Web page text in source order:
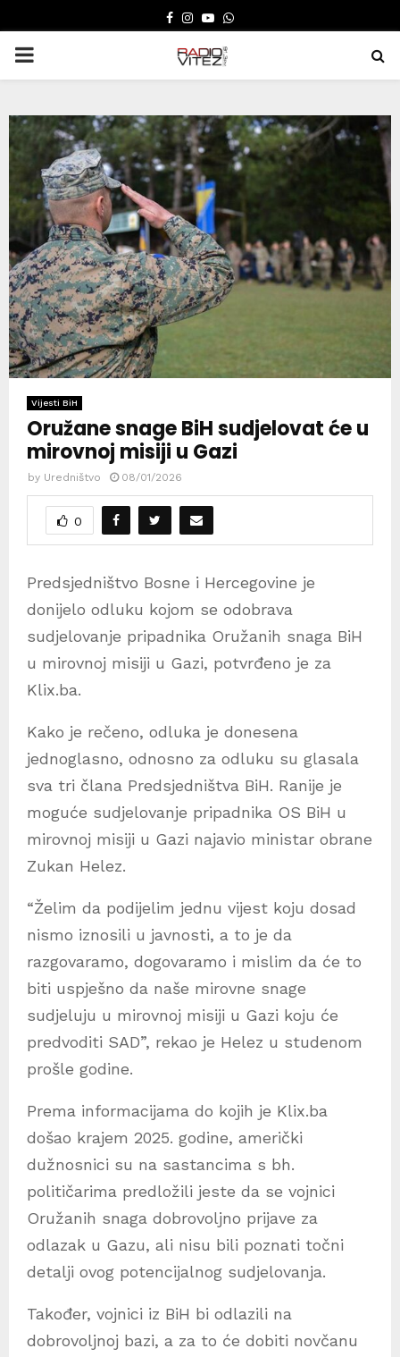
FACEBOOK
INSTAGRAM
YOUTUBE
WHATSAPP
PRIMARY
Vijesti BiH
Oružane snage BiH sudjelovat će u
mirovnoj misiji u Gazi
by Uredništvo 08/01/2026
0
Predsjedništvo Bosne i Hercegovine je
donijelo odluku kojom se odobrava
sudjelovanje pripadnika Oružanih snaga BiH
u mirovnoj misiji u Gazi, potvrđeno je za
Klix.ba.
Kako je rečeno, odluka je donesena
jednoglasno, odnosno za odluku su glasala
sva tri člana Predsjedništva BiH. Ranije je
moguće sudjelovanje pripadnika OS BiH u
mirovnoj misiji u Gazi najavio ministar obrane
Zukan Helez.
“Želim da podijelim jednu vijest koju dosad
nismo iznosili u javnosti, a to je da
razgovaramo, dogovaramo i mislim da će to
biti uspješno da naše mirovne snage
sudjeluju u mirovnoj misiji u Gazi koju će
predvoditi SAD”, rekao je Helez u studenom
prošle godine.
Prema informacijama do kojih je Klix.ba
došao krajem 2025. godine, američki
dužnosnici su na sastancima s bh.
političarima predložili jeste da se vojnici
Oružanih snaga dobrovoljno prijave za
odlazak u Gazu, ali nisu bili poznati točni
detalji ovog potencijalnog sudjelovanja.
Također, vojnici iz BiH bi odlazili na
dobrovoljnoj bazi, a za to će dobiti novčanu